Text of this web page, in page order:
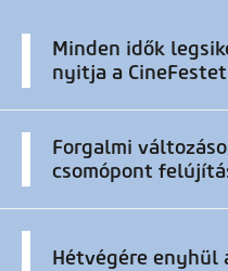
Minden idők
nyitja a CineFestet
Forgalmi
csomópont
Hétvégére enyhül